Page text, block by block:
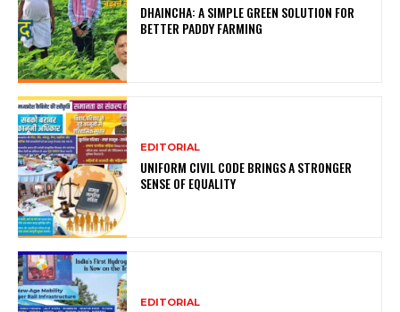
DHAINCHA: A SIMPLE GREEN SOLUTION FOR
BETTER PADDY FARMING
EDITORIAL
UNIFORM CIVIL CODE BRINGS A STRONGER
SENSE OF EQUALITY
EDITORIAL